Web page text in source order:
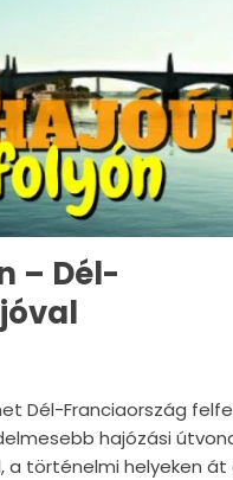
– Dél-
Dél-Franciaország
hajózási
a történelmi helyeken át